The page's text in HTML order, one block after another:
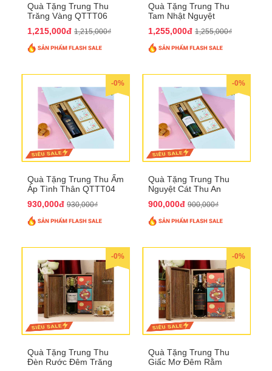
Quà Tặng Trung Thu
Trăng Vàng QTTT06
1,215,000đ 1,215,000₫
Quà Tặng Trung Thu
Tam Nhật Nguyệt
1,255,000đ 1,255,000₫
-0%
Quà Tặng Trung Thu Ấm
Áp Tình Thân QTTT04
930,000đ 930,000₫
-0%
Quà Tặng Trung Thu
Nguyệt Cát Thu An
900,000đ 900,000₫
-0%
Quà Tặng Trung Thu
Đèn Rước Đêm Trăng
-0%
Quà Tặng Trung Thu
Giấc Mơ Đêm Rằm